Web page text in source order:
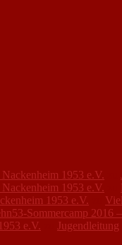
1953 e.V.
1953 e.V.
1953 e.V.
Sommercamp 2016
e.V.
Jugendleitung